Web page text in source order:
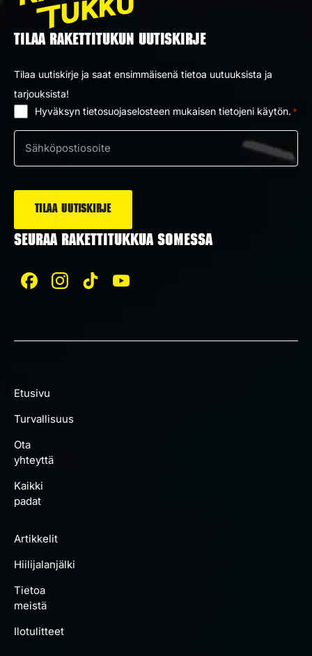
TILAA RAKETTITUKUN UUTISKIRJE
Tilaa uutiskirje ja saat ensimmäisenä tietoa uutuuksista ja
tarjouksista!
Hyväksyn tietosuojaselosteen mukaisen tietojeni käytön. *
Sähköposti
SEURAA RAKETTITUKKUA SOMESSA
Etusivu
Turvallisuus
Ota
yhteyttä
Kaikki
padat
Artikkelit
Hiilijalanjälki
Tietoa
meistä
Ilotulitteet